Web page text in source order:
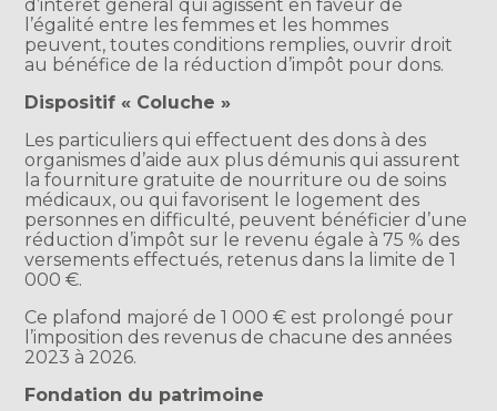
d’intérêt général qui agissent en faveur de
l’égalité entre les femmes et les hommes
peuvent, toutes conditions remplies, ouvrir droit
au bénéfice de la réduction d’impôt pour dons.
Dispositif « Coluche »
Les particuliers qui effectuent des dons à des
organismes d’aide aux plus démunis qui assurent
la fourniture gratuite de nourriture ou de soins
médicaux, ou qui favorisent le logement des
personnes en difficulté, peuvent bénéficier d’une
réduction d’impôt sur le revenu égale à 75 % des
versements effectués, retenus dans la limite de 1
000 €.
Ce plafond majoré de 1 000 € est prolongé pour
l’imposition des revenus de chacune des années
2023 à 2026.
Fondation du patrimoine